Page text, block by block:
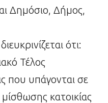
Δημόσιο, Δήμος,
ότι:
Τέλος
που υπάγονται σε
κατοικίας